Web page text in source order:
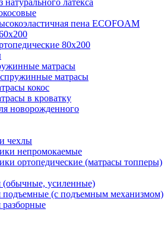
латекса
пена ECOFOAM
80х200
матрасы
матрасы
кокос
в кроватку
новорожденного
чехлы
непромокаемые
ортопедические (матрасы топперы)
(обычные, усиленные)
подъемные (с подъемным механизмом)